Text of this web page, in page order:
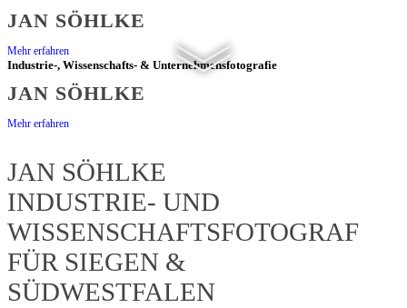
JAN SÖHLKE
Mehr erfahren
Industrie-, Wissenschafts- & Unternehmensfotografie
JAN SÖHLKE
Mehr erfahren
JAN SÖHLKE
INDUSTRIE- UND
WISSENSCHAFTSFOTOGRAF
FÜR SIEGEN &
SÜDWESTFALEN